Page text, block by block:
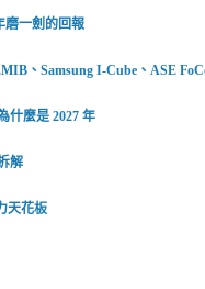
磨一劍的回報
、Samsung I-Cube、ASE
什麼是 2027 年
解
天花板